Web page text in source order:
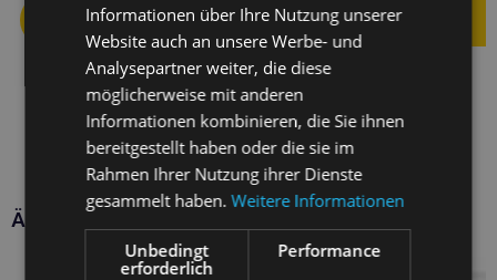
Ähnliche Produkte
Informationen über Ihre Nutzung unserer
Website auch an unsere Werbe- und
Analysepartner weiter, die diese
möglicherweise mit anderen
Informationen kombinieren, die Sie ihnen
bereitgestellt haben oder die sie im
Rahmen Ihrer Nutzung ihrer Dienste
gesammelt haben.Weitere Informationen
Unbedingt
erforderlich
Performance